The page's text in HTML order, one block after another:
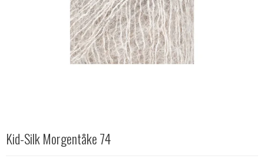
Kid-Silk Morgentåke 74